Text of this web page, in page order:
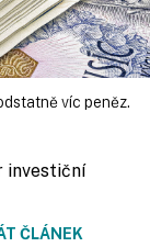
víc peněz.
investiční
ČLÁNEK